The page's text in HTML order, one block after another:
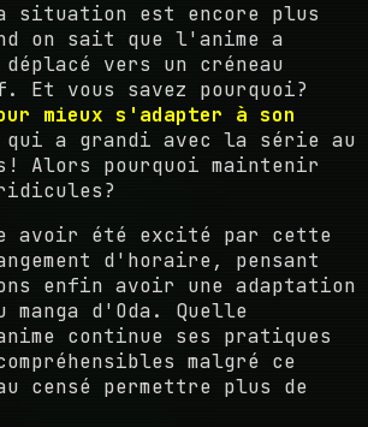
situation est encore plus
on sait que l'anime a
déplacé vers un créneau
vous savez pourquoi?
mieux s'adapter à son
qui a grandi avec la série au
Alors pourquoi maintenir
avoir été excité par cette
d'horaire, pensant
enfin avoir une adaptation
d'Oda. Quelle
continue ses pratiques
malgré ce
censé permettre plus de